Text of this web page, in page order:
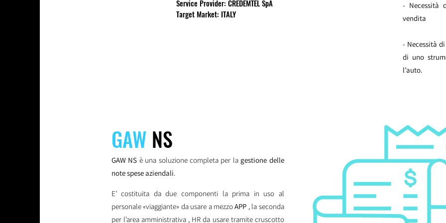
Service Provider: CREDEMTEL SpA
Target Market: ITALY
- Necessità
vendita
- Necessità
di uno
l’auto.
GAW NS
GAW NS è una soluzione completa per la gestione delle
note spese aziendali.
E’ costituita da due componenti la prima in uso al
personale «viaggiante» da usare a mezzoAPP , la seconda
per l’area amministrativa , HR da usare tramite cruscotto